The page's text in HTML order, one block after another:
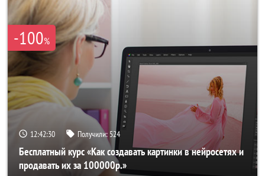
-100%
12:42:28 Получили: 524
Бесплатный курс «Как создавать картинки в нейросетях и
продавать их за 100000р.»